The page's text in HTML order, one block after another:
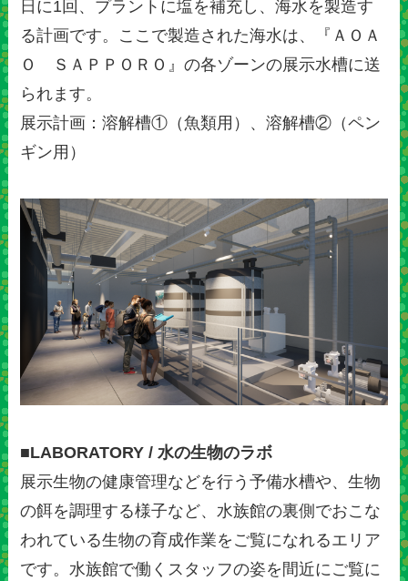
日に1回、プラントに塩を補充し、海水を製造す
る計画です。ここで製造された海水は、『ＡＯＡ
Ｏ ＳＡＰＰＯＲＯ』の各ゾーンの展示水槽に送
られます。
展示計画：溶解槽①（魚類用）、溶解槽②（ペン
ギン用）
■LABORATORY / 水の生物のラボ
展示生物の健康管理などを行う予備水槽や、生物
の餌を調理する様子など、水族館の裏側でおこな
われている生物の育成作業をご覧になれるエリア
です。水族館で働くスタッフの姿を間近にご覧に